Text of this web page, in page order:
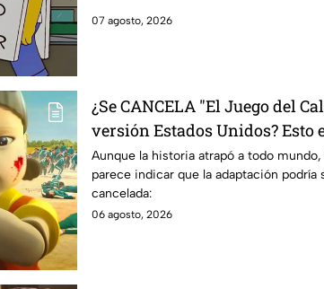
07 agosto, 2026
¿Se CANCELA "El Juego del
versión Estados Unidos? Esto
se sabe al momento
Aunque la historia atrapó a todo
parece indicar que la adaptación podría
cancelada:
06 agosto, 2026